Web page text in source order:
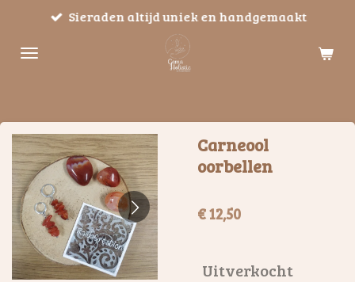
naar
Sieraden altijd uniek en handgemaakt
Carneool
oorbellen
€ 12,50
Uitverkocht